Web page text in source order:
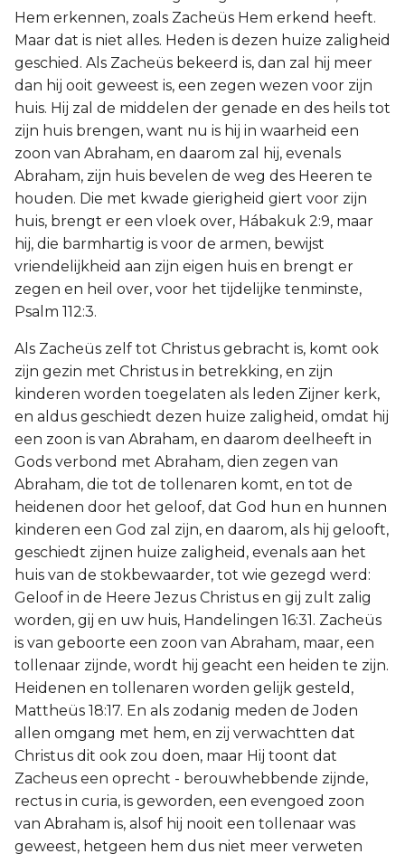
Hem erkennen, zoals Zacheüs Hem erkend heeft.
Maar dat is niet alles. Heden is dezen huize zaligheid
geschied. Als Zacheüs bekeerd is, dan zal hij meer
dan hij ooit geweest is, een zegen wezen voor zijn
huis. Hij zal de middelen der genade en des heils tot
zijn huis brengen, want nu is hij in waarheid een
zoon van Abraham, en daarom zal hij, evenals
Abraham, zijn huis bevelen de weg des Heeren te
houden. Die met kwade gierigheid giert voor zijn
huis, brengt er een vloek over, Hábakuk 2:9, maar
hij, die barmhartig is voor de armen, bewijst
vriendelijkheid aan zijn eigen huis en brengt er
zegen en heil over, voor het tijdelijke tenminste,
Psalm 112:3.
Als Zacheüs zelf tot Christus gebracht is, komt ook
zijn gezin met Christus in betrekking, en zijn
kinderen worden toegelaten als leden Zijner kerk,
en aldus geschiedt dezen huize zaligheid, omdat hij
een zoon is van Abraham, en daarom deelheeft in
Gods verbond met Abraham, dien zegen van
Abraham, die tot de tollenaren komt, en tot de
heidenen door het geloof, dat God hun en hunnen
kinderen een God zal zijn, en daarom, als hij gelooft,
geschiedt zijnen huize zaligheid, evenals aan het
huis van de stokbewaarder, tot wie gezegd werd:
Geloof in de Heere Jezus Christus en gij zult zalig
worden, gij en uw huis, Handelingen 16:31. Zacheüs
is van geboorte een zoon van Abraham, maar, een
tollenaar zijnde, wordt hij geacht een heiden te zijn.
Heidenen en tollenaren worden gelijk gesteld,
Mattheüs 18:17. En als zodanig meden de Joden
allen omgang met hem, en zij verwachtten dat
Christus dit ook zou doen, maar Hij toont dat
Zacheus een oprecht - berouwhebbende zijnde,
rectus in curia, is geworden, een evengoed zoon
van Abraham is, alsof hij nooit een tollenaar was
geweest, hetgeen hem dus niet meer verweten